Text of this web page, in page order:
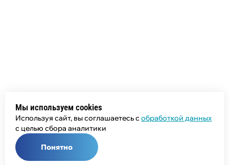
Мы используем cookies
Используя сайт, вы соглашаетесь с обработкой данных
с целью сбора аналитики
Понятно